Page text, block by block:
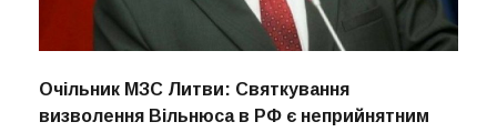
Очільник МЗС Литви: Святкування
визволення Вільнюса в РФ є неприйнятним